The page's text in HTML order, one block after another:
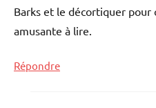
Barks et le décortiquer
amusante à lire.
Répondre